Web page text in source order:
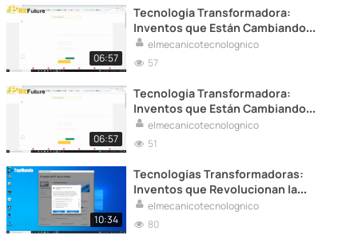
06:57
Tecnología Transformadora:
Inventos que Están Cambiando
Nuestras Vidas.
elmecanicotecnolognico
57
06:57
Tecnología Transformadora:
Inventos que Están Cambiando
Nuestras Vidas.
elmecanicotecnolognico
51
10:34
Tecnologías Transformadoras:
Inventos que Revolucionan la
Atención Médica
elmecanicotecnolognico
80